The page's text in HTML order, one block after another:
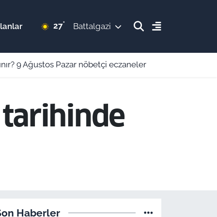
27° Battalgazi
9 Ağustos Pazar nöbetçi eczaneler
Haberler